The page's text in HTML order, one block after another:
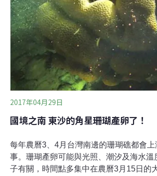
究珊瑚產卵的動機，係因當珊瑚產卵且成
補充及維持族群數量，對珊瑚保育是很重
有性別嗎？如何判定預產期？珊瑚的性別
方式可分為無性及有性生殖。珊瑚全年都
2017年04月29日
國境之南 東沙的角星珊瑚產卵了！
每年農曆3、4月台灣南邊的珊瑚礁都會
事。珊瑚產卵可能與光照、潮汐及海水溫
子有關，時間點多集中在農曆3月15日的